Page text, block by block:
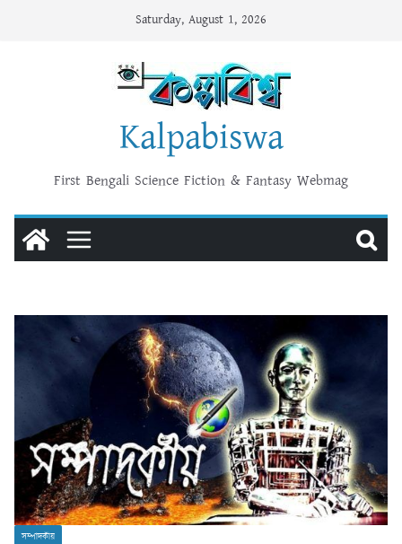
Saturday, August 1, 2026
Kalpabiswa
First Bengali Science Fiction & Fantasy Webmag
সম্পাদকীয়